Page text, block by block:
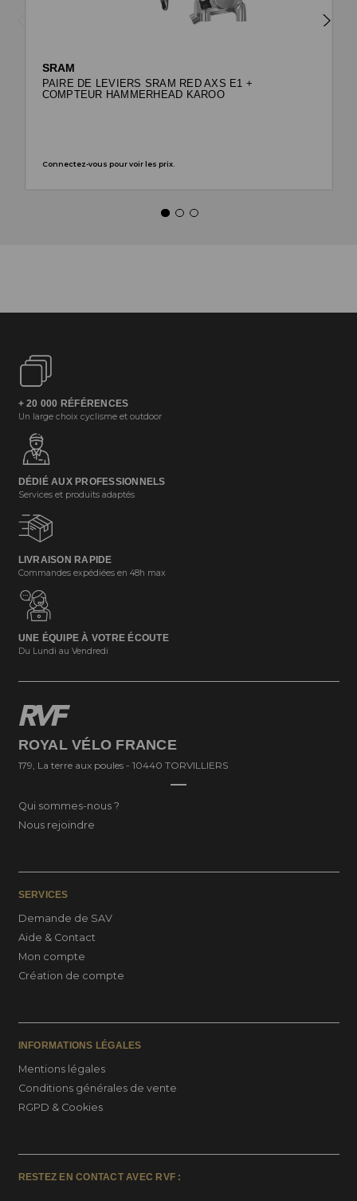
SRAM
PAIRE DE LEVIERS SRAM RED AXS E1 +
COMPTEUR HAMMERHEAD KAROO
Connectez-vous pour voir les prix.
+ 20 000 RÉFÉRENCES
Un large choix cyclisme et outdoor
DÉDIÉ AUX PROFESSIONNELS
Services et produits adaptés
LIVRAISON RAPIDE
Commandes expédiées en 48h max
UNE ÉQUIPE À VOTRE ÉCOUTE
Du Lundi au Vendredi
ROYAL VÉLO FRANCE
179, La terre aux poules - 10440 TORVILLIERS
Qui sommes-nous ?
Nous rejoindre
SERVICES
Demande de SAV
Aide & Contact
Mon compte
Création de compte
INFORMATIONS LÉGALES
Mentions légales
Conditions générales de vente
RGPD & Cookies
RESTEZ EN CONTACT AVEC RVF :